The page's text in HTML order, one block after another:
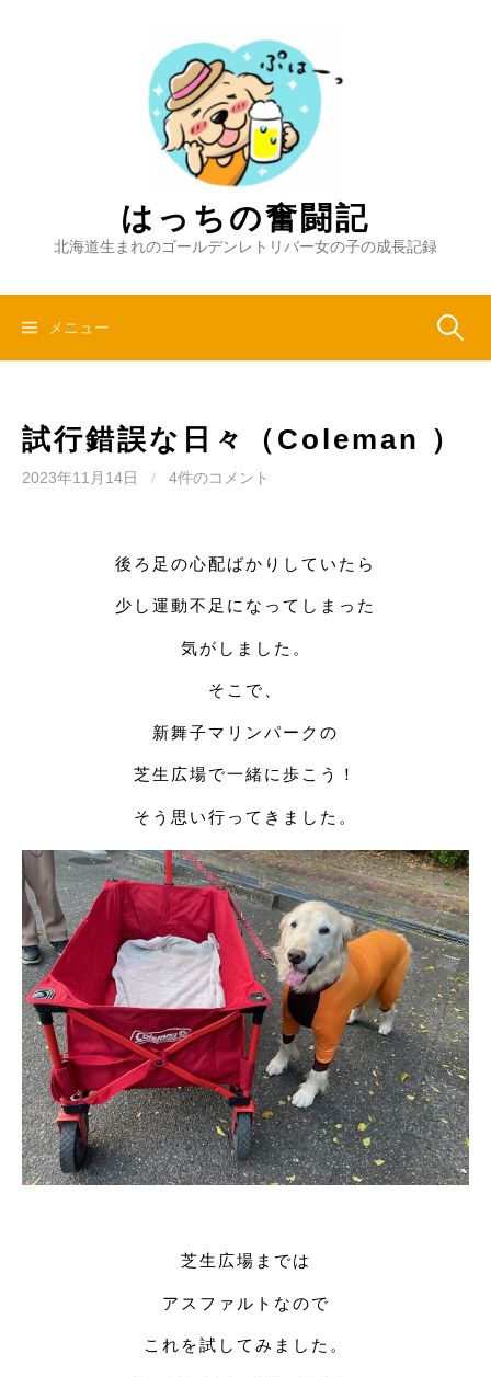
はっちの奮闘記
北海道生まれのゴールデンレトリバー女の子の成長記録
メニュー 検
試行錯誤な日々（Coleman ）
2023年11月14日 / 4件のコメント
後ろ足の心配ばかりしていたら
少し運動不足になってしまった
気がしました。
そこで、
新舞子マリンパークの
芝生広場で一緒に歩こう！
そう思い行ってきました。
芝生広場までは
アスファルトなので
これを試してみました。